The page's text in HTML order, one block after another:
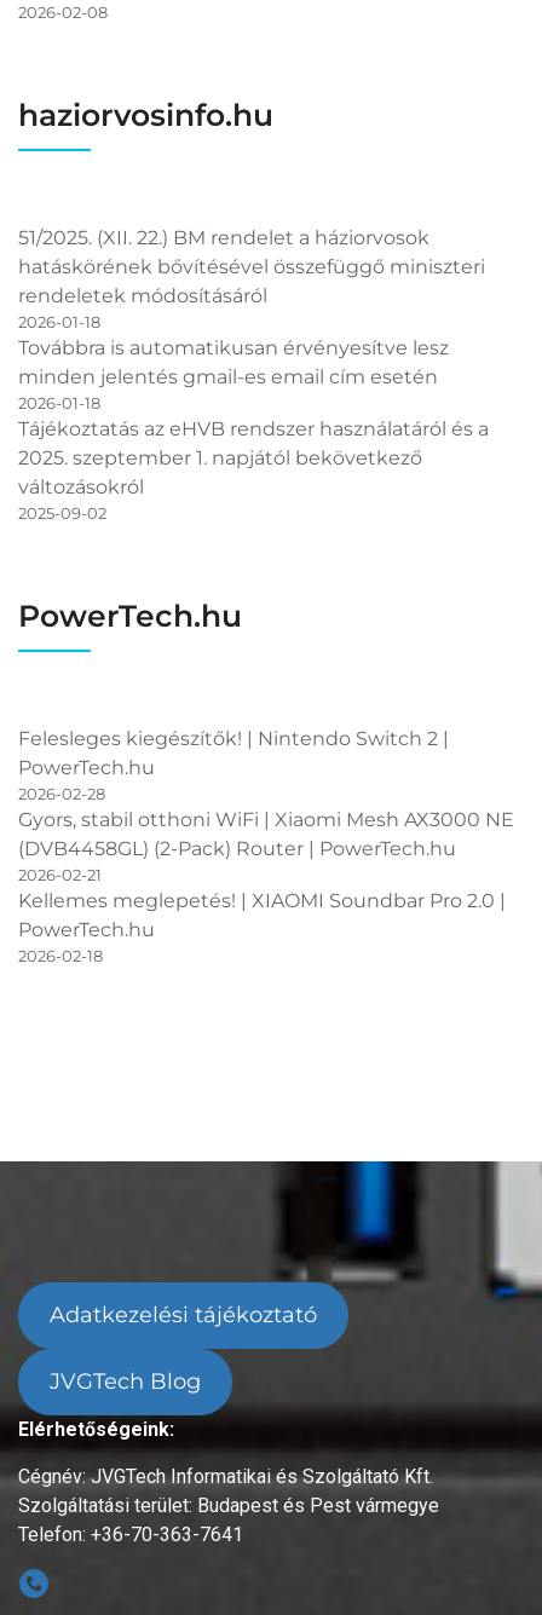
2026-02-08
haziorvosinfo.hu
51/2025. (XII. 22.) BM rendelet a háziorvosok
hatáskörének bővítésével összefüggő miniszteri
rendeletek módosításáról
2026-01-18
Továbbra is automatikusan érvényesítve lesz
minden jelentés gmail-es email cím esetén
2026-01-18
Tájékoztatás az eHVB rendszer használatáról és a
2025. szeptember 1. napjától bekövetkező
változásokról
2025-09-02
PowerTech.hu
Felesleges kiegészítők! | Nintendo Switch 2 |
PowerTech.hu
2026-02-28
Gyors, stabil otthoni WiFi | Xiaomi Mesh AX3000 NE
(DVB4458GL) (2-Pack) Router | PowerTech.hu
2026-02-21
Kellemes meglepetés! | XIAOMI Soundbar Pro 2.0 |
PowerTech.hu
2026-02-18
Adatkezelési tájékoztató
JVGTech Blog
Elérhetőségeink:
Cégnév: JVGTech Informatikai és Szolgáltató Kft.
Szolgáltatási terület: Budapest és Pest vármegye
Telefon: +36-70-363-7641